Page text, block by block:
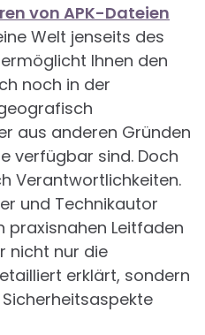
von APK-Dateien
Welt jenseits des
Ihnen den
noch in der
aus anderen Gründen
verfügbar sind. Doch
Verantwortlichkeiten.
und Technikautor
praxisnahen Leitfaden
nicht nur die
erklärt, sondern